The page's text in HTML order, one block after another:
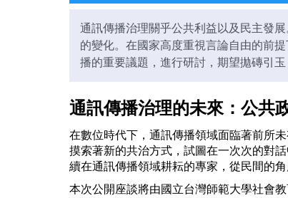
通訊傳播治理關乎公共利益以及民主發
的變化。在國家高度重視言論自由的前
播的重要議題，進行研討，期望拋磚引玉
通訊傳播治理的未來：公共
在數位時代下，通訊傳播領域面臨著前所
摸索著新的共治方式，試圖在一次次的對
續在通訊傳播領域耕耘的專家，從民間的
本次公開座談將由國立台灣師範大學社會